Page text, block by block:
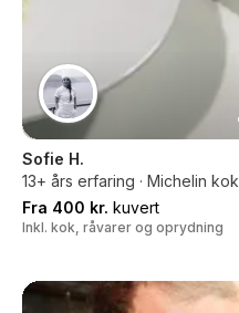
Sofie H.
13+ års erfaring · Michelin kok
Fra 400 kr. kuvert
Inkl. kok, råvarer og oprydning